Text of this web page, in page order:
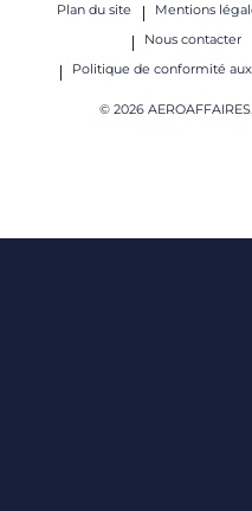
Plan du site Mentions
Nous contacter
Politique de conformité
© 2026